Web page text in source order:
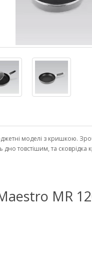
моделі з кришкою.
товстішим, та
MR